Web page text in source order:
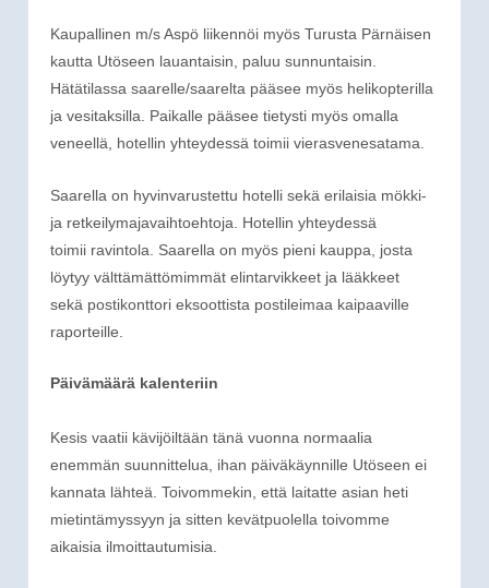
Kaupallinen m/s Aspö liikennöi myös Turusta Pärnäisen
kautta Utöseen lauantaisin, paluu sunnuntaisin.
Hätätilassa saarelle/saarelta pääsee myös helikopterilla
ja vesitaksilla. Paikalle pääsee tietysti myös omalla
veneellä, hotellin yhteydessä toimii vierasvenesatama.
Saarella on hyvinvarustettu hotelli sekä erilaisia mökki-
ja retkeilymajavaihtoehtoja. Hotellin yhteydessä
toimii ravintola. Saarella on myös pieni kauppa, josta
löytyy välttämättömimmät elintarvikkeet ja lääkkeet
sekä postikonttori eksoottista postileimaa kaipaaville
raporteille.
Päivämäärä kalenteriin
Kesis vaatii kävijöiltään tänä vuonna normaalia
enemmän suunnittelua, ihan päiväkäynnille Utöseen ei
kannata lähteä. Toivommekin, että laitatte asian heti
mietintämyssyyn ja sitten kevätpuolella toivomme
aikaisia ilmoittautumisia.